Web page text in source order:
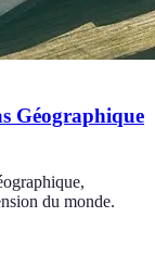
Géographique
du monde.